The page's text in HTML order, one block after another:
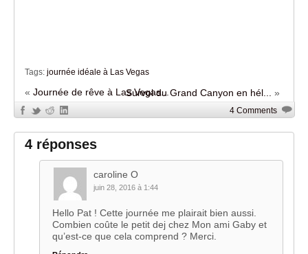
Tags: journée idéale à Las Vegas
« Journée de rêve à Las Vegas...Survol du Grand Canyon en hél... »
4 Comments
4 réponses
caroline O
juin 28, 2016 à 1:44
Hello Pat ! Cette journée me plairait bien aussi.
Combien coûte le petit dej chez Mon ami Gaby et
qu’est-ce que cela comprend ? Merci.